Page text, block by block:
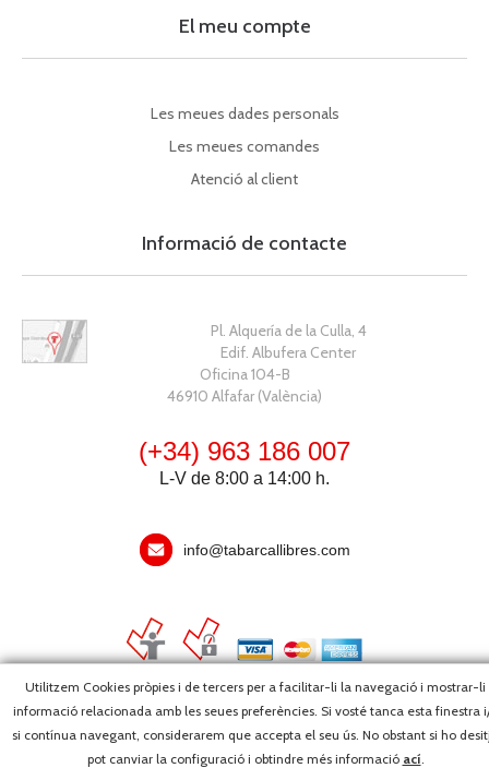
Utilitzem Cookies pròpies i de tercers per a facilitar-li la navegació i mostrar-li
informació relacionada amb les seues preferències. Si vosté tanca esta finestra
si contínua navegant, considerarem que accepta el seu ús. No obstant si ho
pot canviar la configuració i obtindre més informació ací.
El meu compte
Les meues dades personals
Les meues comandes
Atenció al client
Informació de contacte
Pl. Alquería de la Culla, 4
Edif. Albufera Center
Oficina 104-B
46910 Alfafar (València)
(+34) 963 186 007
L-V de 8:00 a 14:00 h.
info@tabarcallibres.com
Copyright, 2026 © Editorial Tabarca Llibres, S.L. · Tots els drets
reservats ·Webmaster